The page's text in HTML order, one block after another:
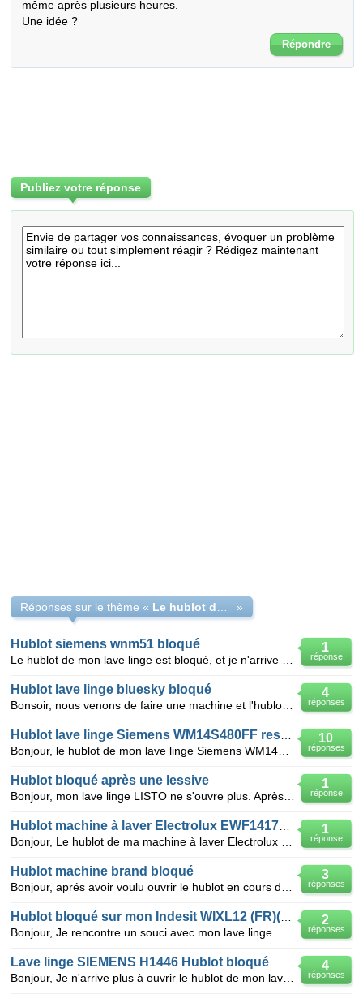
même après plusieurs heures.
Une idée ?
Répondre
Publiez votre réponse
Réponses sur le thème « »
1
réponse
Hublot siemens wnm51 bloqué
4
réponses
Hublot lave linge bluesky bloqué
10
réponses
1
réponse
Hublot bloqué après une lessive
1
réponse
3
réponses
Hublot machine brand bloqué
2
réponses
4
réponses
Lave linge SIEMENS H1446 Hublot bloqué